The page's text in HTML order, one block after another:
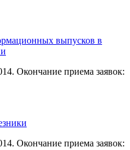
выпусков в
Окончание приема заявок:
Окончание приема заявок: